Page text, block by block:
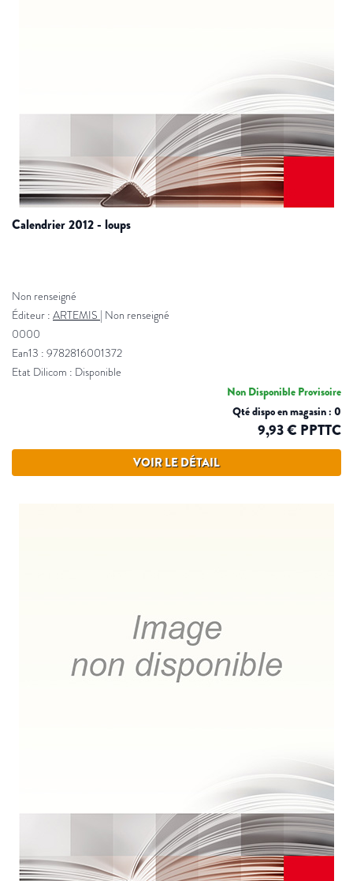
calendrier 2012 - loups
Non renseigné
Éditeur : ARTEMIS | Non renseigné
0000
Ean13 : 9782816001372
Etat Dilicom : Disponible
Non Disponible Provisoire
Qté dispo en magasin : 0
9,93 € PPTTC
VOIR LE DÉTAIL